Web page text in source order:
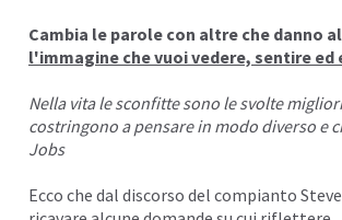
Cambia le parole con altre che danno
l'immagine che vuoi vedere, sentire ed
Nella vita le sconfitte sono le svolte
costringono a pensare in modo diverso e
Jobs
Ecco che dal discorso del compianto